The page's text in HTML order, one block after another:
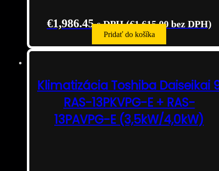
€1,986.45 s DPH (€1,615.00bez DPH)
Pridať do košíka
Klimatizácia Toshiba Daiseikai
RAS-13PKVPG-E + RAS-
13PAVPG-E (3,5kW/4,0kW)